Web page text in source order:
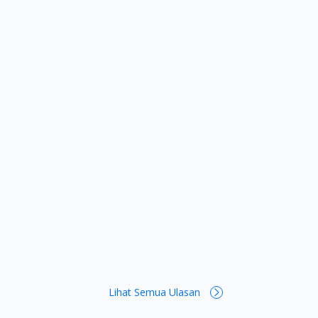
Tuas, Tengah, Upper East Coast,
Lihat Semua Ulasan